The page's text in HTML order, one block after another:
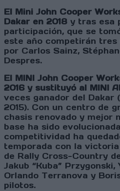
El Mini John Cooper
Dakar en 2018 y tras esa
participación, que se
este año competirán tres
por Carlos Sainz,
Despres.
El MINI John Cooper
2016 y sustituyó al MINI
veces ganador del Dakar
2015). Con un centro de
chasis renovado y mejor
base ha sido
competitividad ha
temporada con la
de Rally Cross-Country
Jakub “Kuba” Przygonski,
Orlando Terranova y
pilotos.